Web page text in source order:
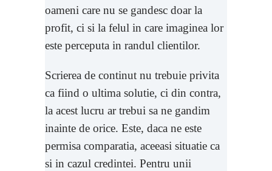
oameni care nu se gandesc doar la
profit, ci si la felul in care imaginea lor
este perceputa in randul clientilor.
Scrierea de continut nu trebuie privita
ca fiind o ultima solutie, ci din contra,
la acest lucru ar trebui sa ne gandim
inainte de orice. Este, daca ne este
permisa comparatia, aceeasi situatie ca
si in cazul credintei. Pentru unii